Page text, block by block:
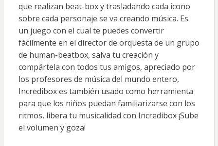
que realizan beat-box y trasladando cada icono
sobre cada personaje se va creando música. Es
un juego con el cual te puedes convertir
fácilmente en el director de orquesta de un grupo
de human-beatbox, salva tu creación y
compártela con todos tus amigos, apreciado por
los profesores de música del mundo entero,
Incredibox es también usado como herramienta
para que los niños puedan familiarizarse con los
ritmos, libera tu musicalidad con Incredibox ¡Sube
el volumen y goza!